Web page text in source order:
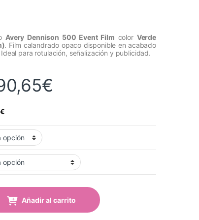
Avery Dennison 500 Event Film color Verde
. Film calandrado opaco disponible en acabado
para rotulación, señalización y publicidad.
€
€
(506 Cactus Green) quantity
Añadir al carrito